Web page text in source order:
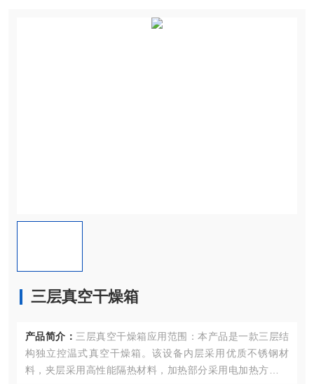
三层真空干燥箱
产品简介： 三层真空干燥箱应用范围：本产品是一款三层结
构独立控温式真空干燥箱。该设备内层采用优质不锈钢材
料，夹层采用高性能隔热材料，加热部分采用电加热方式在